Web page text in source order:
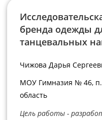
бренда одежды
танцевальных
Чижова Дарья
МОУ Гимназия № 46,
область
Цель работы -